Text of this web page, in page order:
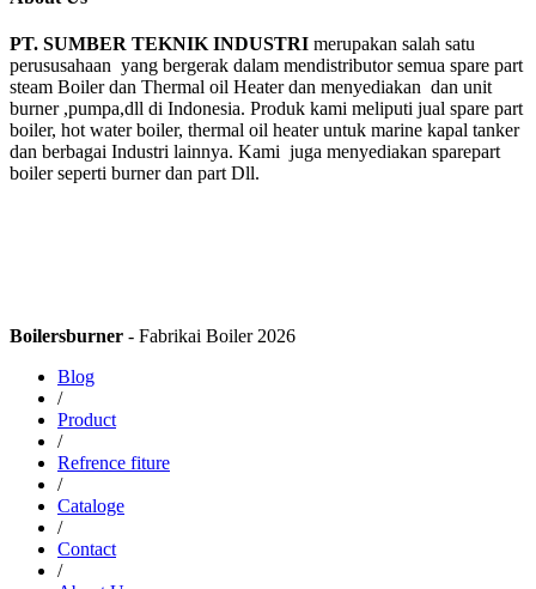
PT. SUMBER TEKNIK INDUSTRI merupakan salah satu
perususahaan yang bergerak dalam mendistributor semua spare part
steam Boiler dan Thermal oil Heater dan menyediakan dan unit
burner ,pumpa,dll di Indonesia. Produk kami meliputi jual spare part
boiler, hot water boiler, thermal oil heater untuk marine kapal tanker
dan berbagai Industri lainnya. Kami juga menyediakan sparepart
boiler seperti burner dan part Dll.
Boilersburner - Fabrikai Boiler 2026
Blog
/
Product
/
Refrence fiture
/
Cataloge
/
Contact
/